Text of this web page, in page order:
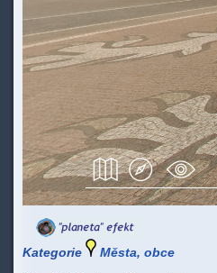
Kategorie
Města, obce